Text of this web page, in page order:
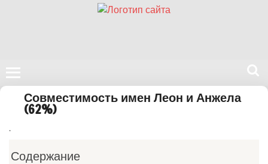
Поиск
сайте
Совместимость имен Леон и Анжела
(62%)
.
Содержание